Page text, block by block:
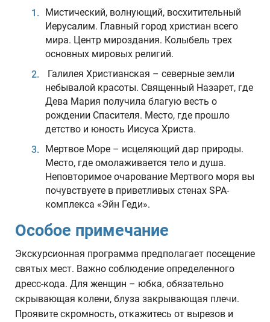
Мистический, волнующий, восхитительный
Иерусалим. Главный город христиан всего
мира. Центр мироздания. Колыбель трех
основных мировых религий.
Галилея Христианская – северные земли
небывалой красоты. Священный Назарет, где
Дева Мария получила благую весть о
рождении Спасителя. Место, где прошло
детство и юность Иисуса Христа.
Мертвое Море – исцеляющий дар природы.
Место, где омолаживается тело и душа.
Неповторимое очарование Мертвого моря вы
почувствуете в приветливых стенах SPA-
комплекса «Эйн Геди».
Особое примечание
Экскурсионная программа предполагает посещение
святых мест. Важно соблюдение определенного
дресс-кода. Для женщин – юбка, обязательно
скрывающая колени, блуза закрывающая плечи.
Проявите скромность, откажитесь от вырезов и